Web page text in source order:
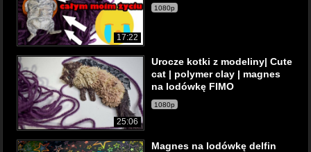
17:22
1080p
25:06
Urocze kotki z modeliny| Cute
cat | polymer clay | magnes
na lodówkę FIMO
1080p
Magnes na lodówkę delfin